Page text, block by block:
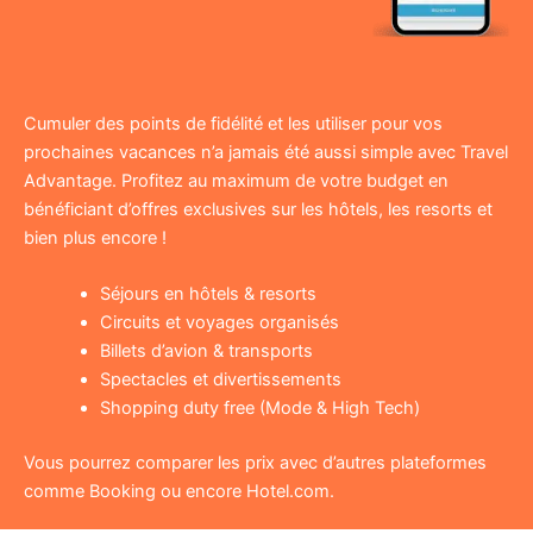
Cumuler des points de fidélité et les utiliser pour vos
prochaines vacances n’a jamais été aussi simple avec Travel
Advantage. Profitez au maximum de votre budget en
bénéficiant d’offres exclusives sur les hôtels, les resorts et
bien plus encore !
Séjours en hôtels & resorts
Circuits et voyages organisés
Billets d’avion & transports
Spectacles et divertissements
Shopping duty free (Mode & High Tech)
Vous pourrez comparer les prix avec d’autres plateformes
comme Booking ou encore Hotel.com.